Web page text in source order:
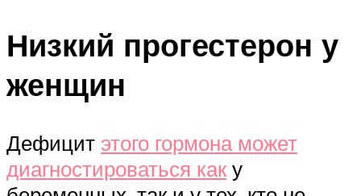
Низкий прогестерон у
женщин
Дефицит этого гормона может
диагностироваться как у